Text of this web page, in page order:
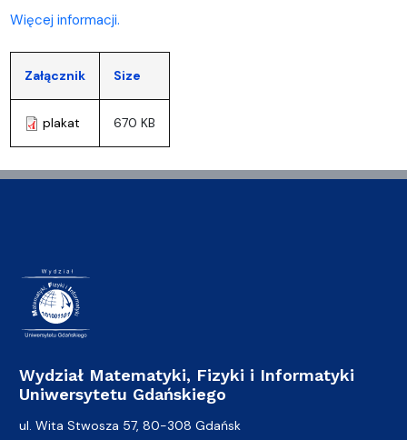
Więcej informacji.
Załącznik Size
plakat 670 KB
Wydział Matematyki, Fizyki i Informatyki
Uniwersytetu Gdańskiego
ul. Wita Stwosza 57, 80-308 Gdańsk